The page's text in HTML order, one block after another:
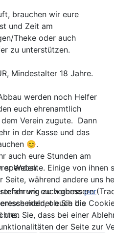
brauchen wir eure
und Zeit am
Theke oder auch
zu unterstützen.
Mindestalter 18 Jahre.
werden noch Helfer
euch ehrenamtlich
Verein zugute. Dann
in der Kasse und das
😊.
auch eure Stunden am
spenden.
wir euch gerneper
meldet euch bis
uns.
Website. Einige von ihnen
während andere uns
zu verbessern
ob Sie die
Sie, dass bei einer
der Seite zur